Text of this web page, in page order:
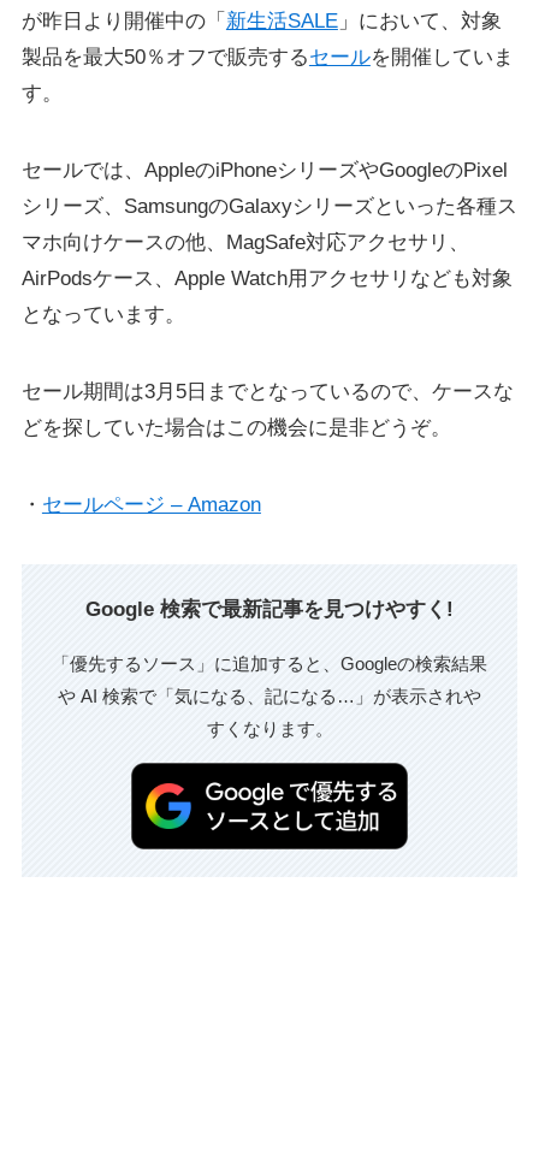
が昨日より開催中の「 新生活SALE」において、対象
製品を最大50％オフで販売するセールを開催していま
す。
セールでは、AppleのiPhoneシリーズやGoogleのPixel
シリーズ、SamsungのGalaxyシリーズといった各種ス
マホ向けケースの他、MagSafe対応アクセサリ、
AirPodsケース、Apple Watch用アクセサリなども対象
となっています。
セール期間は3月5日までとなっているので、ケースな
どを探していた場合はこの機会に是非どうぞ。
・ セールページ – Amazon
Google 検索で最新記事を見つけやすく!
「優先するソース」に追加すると、Googleの検索結果
や AI 検索で「気になる、記になる…」が表示されや
すくなります。